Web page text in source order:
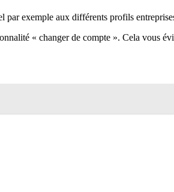
exemple aux différents profils
« changer de compte ». Cela vous